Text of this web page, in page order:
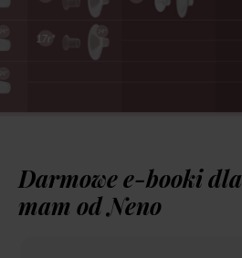
Darmowe e-booki dla
mam od Neno